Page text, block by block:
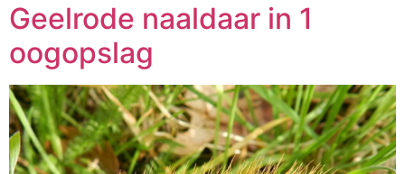
Geelrode naaldaar in 1
oogopslag